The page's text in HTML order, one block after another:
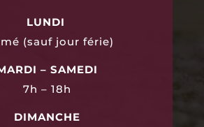
LUNDI
(sauf jour férie)
– SAMEDI
7h – 18h
DIMANCHE